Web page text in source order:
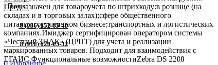
Поиск
8 (996) 252-05-49
8 (918) 628-83-32
0Избранное
Предназначен для товароучета по штрихкоду:в рознице (на
складах и в торговых залах);сфере общественного
питания;гостиничном бизнесе;транспортных и логистических
компаниях.Имиджер сертифицирован оператором системы
«Честный ЗНАК» (ЦРПТ) для учета и реализации
маркированных товаров. Подходит для взаимодействия с
ЕГАИС.Функциональные возможностиZebra DS 2208